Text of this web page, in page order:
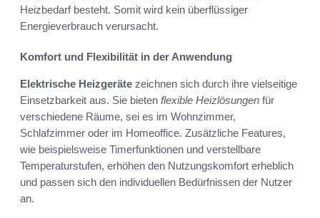
Heizbedarf besteht. Somit wird kein überflüssiger
Energieverbrauch verursacht.
Komfort und Flexibilität in der Anwendung
Elektrische Heizgeräte zeichnen sich durch ihre vielseitige
Einsetzbarkeit aus. Sie bieten flexible Heizlösungen für
verschiedene Räume, sei es im Wohnzimmer,
Schlafzimmer oder im Homeoffice. Zusätzliche Features,
wie beispielsweise Timerfunktionen und verstellbare
Temperaturstufen, erhöhen den Nutzungskomfort erheblich
und passen sich den individuellen Bedürfnissen der Nutzer
an.